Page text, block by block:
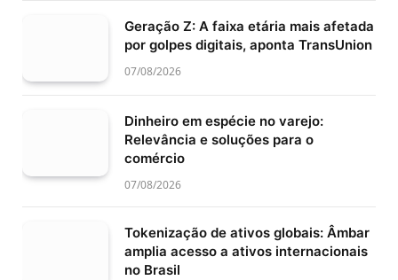
Geração Z: A faixa etária mais afetada
por golpes digitais, aponta TransUnion
07/08/2026
Dinheiro em espécie no varejo:
Relevância e soluções para o
comércio
07/08/2026
Tokenização de ativos globais: Âmbar
amplia acesso a ativos internacionais
no Brasil